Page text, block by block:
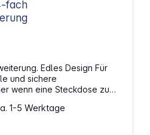
fach
Design Für
1-5 Werktage